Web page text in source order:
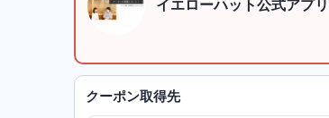
イエローハット公式アプリ
クーポン取得先